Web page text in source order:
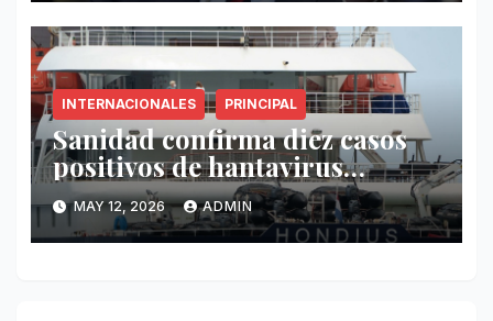
INTERNACIONALES PRINCIPAL
Sanidad confirma diez casos
positivos de hantavirus
vinculados al crucero MV
Hondius
MAY 12, 2026 ADMIN